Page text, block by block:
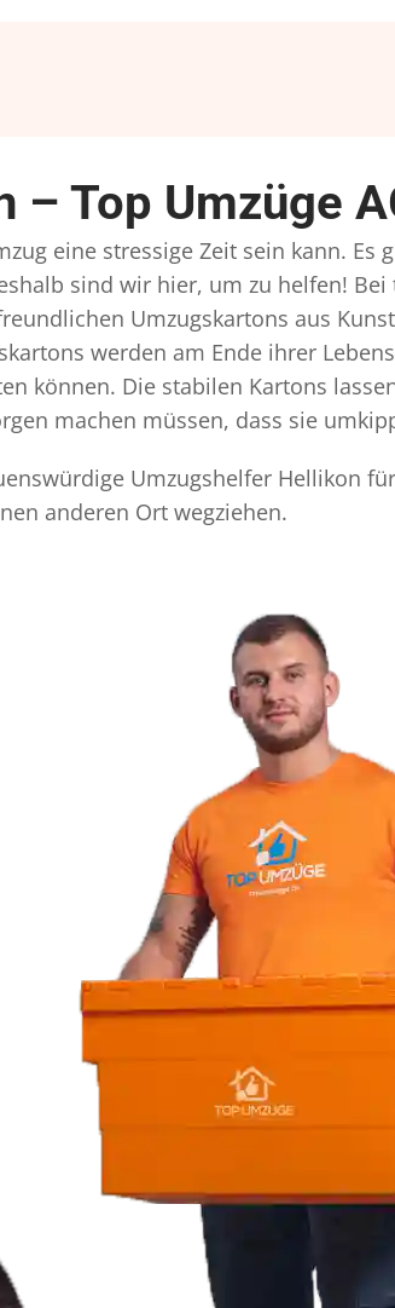
– Top Umzüge
eine stressige Zeit sein kann.
sind wir hier, um zu helfen!
Umzugskartons aus
werden am Ende ihrer
können. Die stabilen Kartons
machen müssen, dass sie
Umzugshelfer Hellikon
anderen Ort wegziehen.